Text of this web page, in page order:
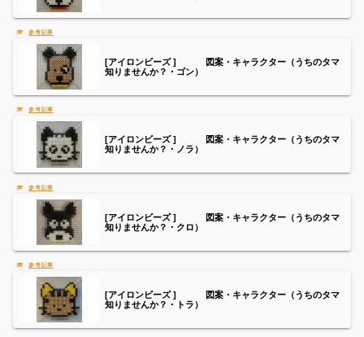
[アイロンビーズ ] 図案・キャラクター（うちのタマ
知りませんか？・ゴン）
[アイロンビーズ ] 図案・キャラクター（うちのタマ
知りませんか？・ノラ）
[アイロンビーズ ] 図案・キャラクター（うちのタマ
知りませんか？・クロ）
[アイロンビーズ ] 図案・キャラクター（うちのタマ
知りませんか？・トラ）